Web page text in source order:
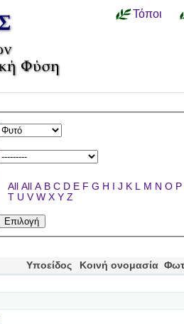
Τόποι
All All A B C D E F G H I J K L M N O P
T U V W X Y Z
Υποείδος Κοινή ονομασία